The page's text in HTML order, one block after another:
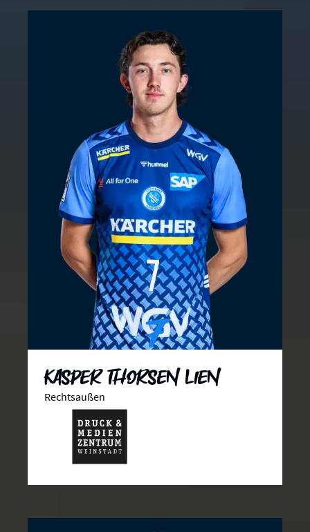
7
Kasper Thorsen Lien
Rechtsaußen